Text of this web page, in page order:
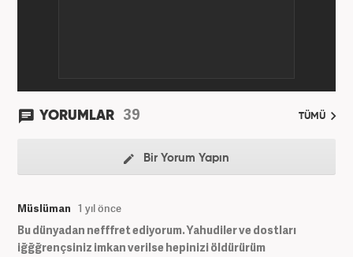
YORUMLAR 39 TÜMÜ
Bir Yorum Yapın
Müslüman 1 yıl önce
Bu dünyadan nefffret ediyorum. Yahudiler ve dostları
iğğğrençsiniz imkan verilse hepinizi öldürürüm